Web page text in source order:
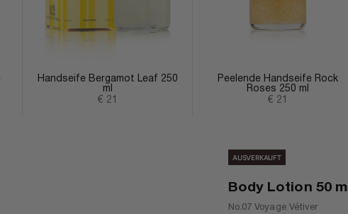
Handseife Bergamot Leaf 250
ml
Angebot
€ 21
Peelende Handseife Rock
Roses 250 ml
Angebot
€ 21
AUSVERKAUFT
Body Lotion 50 ml
No.07 Voyage Vétiver